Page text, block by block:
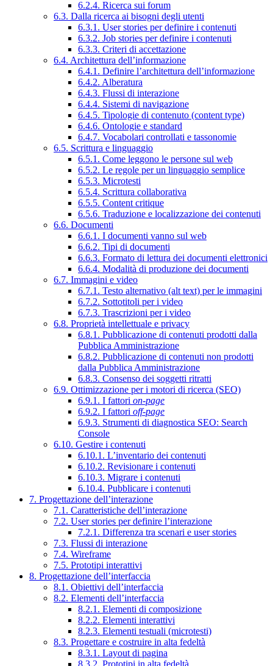
6.2.4. Ricerca sui forum
6.3. Dalla ricerca ai bisogni degli utenti
6.3.1. User stories per definire i contenuti
6.3.2. Job stories per definire i contenuti
6.3.3. Criteri di accettazione
6.4. Architettura dell’informazione
6.4.1. Definire l’architettura dell’informazione
6.4.2. Alberatura
6.4.3. Flussi di interazione
6.4.4. Sistemi di navigazione
6.4.5. Tipologie di contenuto (content type)
6.4.6. Ontologie e standard
6.4.7. Vocabolari controllati e tassonomie
6.5. Scrittura e linguaggio
6.5.1. Come leggono le persone sul web
6.5.2. Le regole per un linguaggio semplice
6.5.3. Microtesti
6.5.4. Scrittura collaborativa
6.5.5. Content critique
6.5.6. Traduzione e localizzazione dei contenuti
6.6. Documenti
6.6.1. I documenti vanno sul web
6.6.2. Tipi di documenti
6.6.3. Formato di lettura dei documenti elettronici
6.6.4. Modalità di produzione dei documenti
6.7. Immagini e video
6.7.1. Testo alternativo (alt text) per le immagini
6.7.2. Sottotitoli per i video
6.7.3. Trascrizioni per i video
6.8. Proprietà intellettuale e privacy
6.8.1. Pubblicazione di contenuti prodotti dalla
Pubblica Amministrazione
6.8.2. Pubblicazione di contenuti non prodotti
dalla Pubblica Amministrazione
6.8.3. Consenso dei soggetti ritratti
6.9. Ottimizzazione per i motori di ricerca (SEO)
6.9.1. I fattori on-page
6.9.2. I fattori off-page
6.9.3. Strumenti di diagnostica SEO: Search
Console
6.10. Gestire i contenuti
6.10.1. L’inventario dei contenuti
6.10.2. Revisionare i contenuti
6.10.3. Migrare i contenuti
6.10.4. Pubblicare i contenuti
7. Progettazione dell’interazione
7.1. Caratteristiche dell’interazione
7.2. User stories per definire l’interazione
7.2.1. Differenza tra scenari e user stories
7.3. Flussi di interazione
7.4. Wireframe
7.5. Prototipi interattivi
8. Progettazione dell’interfaccia
8.1. Obiettivi dell’interfaccia
8.2. Elementi dell’interfaccia
8.2.1. Elementi di composizione
8.2.2. Elementi interattivi
8.2.3. Elementi testuali (microtesti)
8.3. Progettare e costruire in alta fedeltà
8.3.1. Layout di pagina
8.3.2. Prototipi in alta fedeltà